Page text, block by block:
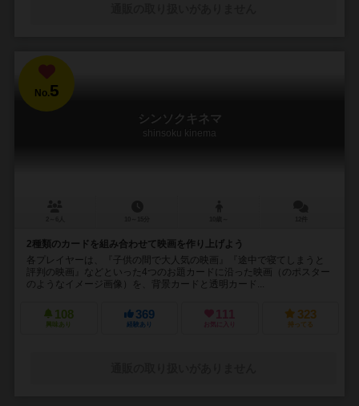
No.5
シンソクキネマ
shinsoku kinema
2種類のカードを組み合わせて映画を作り上げよう
各プレイヤーは、『子供の間で大人気の映画』『途中で寝てしまうと
評判の映画』などといった4つのお題カードに沿った映画（のポスター
のようなイメージ画像）を、背景カードと透明カード...
108
興味あり
369
経験あり
111
お気に入り
323
持ってる